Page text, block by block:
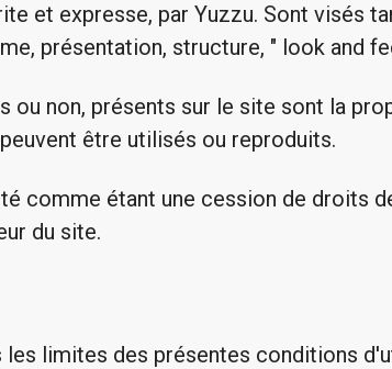
et expresse, par Yuzzu. Sont visés
présentation, structure, " look and
ou non, présents sur le site sont la
être utilisés ou reproduits.
comme étant une cession de droits
du site.
limites des présentes conditions